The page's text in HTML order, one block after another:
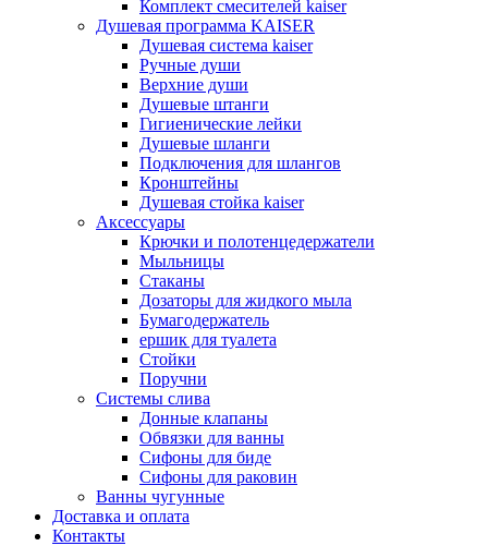
Комплект смесителей kaiser
Душевая программа KAISER
Душевая система kaiser
Ручные души
Верхние души
Душевые штанги
Гигиенические лейки
Душевые шланги
Подключения для шлангов
Кронштейны
Душевая стойка kaiser
Аксессуары
Крючки и полотенцедержатели
Мыльницы
Стаканы
Дозаторы для жидкого мыла
Бумагодержатель
ершик для туалета
Стойки
Поручни
Системы слива
Донные клапаны
Обвязки для ванны
Сифоны для биде
Сифоны для раковин
Ванны чугунные
Доставка и оплата
Контакты